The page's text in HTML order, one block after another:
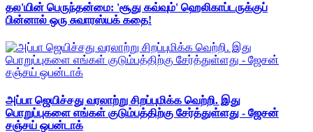
தல'யின் பெருந்தன்மை: 'சூது கவ்வும்' ஹெலிகாப்டருக்குப்
பின்னால் ஒரு சுவாரஸ்யக் கதை!
அப்பா ஜெயிச்சது வரலாற்று சிறப்புமிக்க வெற்றி. இது
பொறுப்புகளை எங்கள் குடும்பத்திற்கு சேர்த்துள்ளது - ஜேசன்
சஞ்சய் ஒபன்டாக்